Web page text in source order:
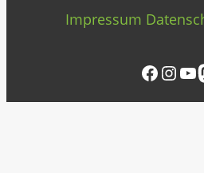
Impressum
Facebook InstagramYouTube